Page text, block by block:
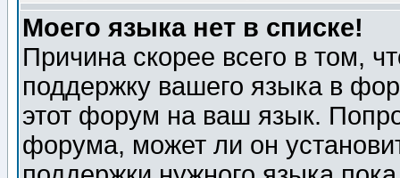
Моего языка нет в списке!
Причина скорее всего в том,
поддержку вашего языка в
этот форум на ваш язык.
форума, может ли он